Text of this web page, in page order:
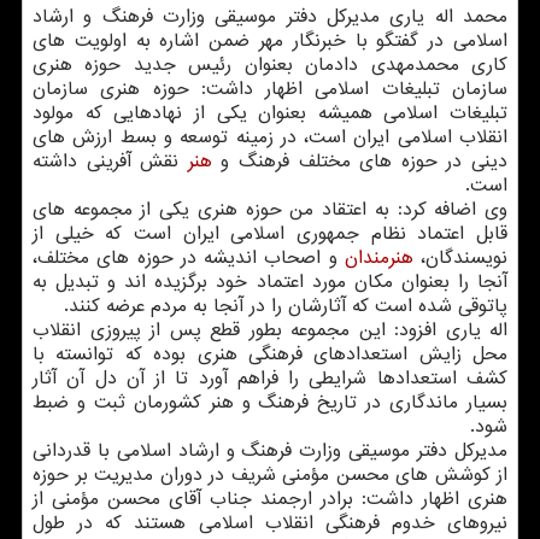
محمد اله یاری مدیرکل دفتر موسیقی وزارت فرهنگ و ارشاد
اسلامی در گفتگو با خبرنگار مهر ضمن اشاره به اولویت های
کاری محمدمهدی دادمان بعنوان رئیس جدید حوزه هنری
سازمان تبلیغات اسلامی اظهار داشت: حوزه هنری سازمان
تبلیغات اسلامی همیشه بعنوان یکی از نهادهایی که مولود
انقلاب اسلامی ایران است، در زمینه توسعه و بسط ارزش های
دینی در حوزه های مختلف فرهنگ و هنر نقش آفرینی داشته
است.
وی اضافه کرد: به اعتقاد من حوزه هنری یکی از مجموعه های
قابل اعتماد نظام جمهوری اسلامی ایران است که خیلی از
نویسندگان، هنرمندان و اصحاب اندیشه در حوزه های مختلف،
آنجا را بعنوان مکان مورد اعتماد خود برگزیده اند و تبدیل به
پاتوقی شده است که آثارشان را در آنجا به مردم عرضه کنند.
اله یاری افزود: این مجموعه بطور قطع پس از پیروزی انقلاب
محل زایش استعدادهای فرهنگی هنری بوده که توانسته با
کشف استعدادها شرایطی را فراهم آورد تا از آن دل آن آثار
بسیار ماندگاری در تاریخ فرهنگ و هنر کشورمان ثبت و ضبط
شود.
مدیرکل دفتر موسیقی وزارت فرهنگ و ارشاد اسلامی با قدردانی
از کوشش های محسن مؤمنی شریف در دوران مدیریت بر حوزه
هنری اظهار داشت: برادر ارجمند جناب آقای محسن مؤمنی از
نیروهای خدوم فرهنگی انقلاب اسلامی هستند که در طول